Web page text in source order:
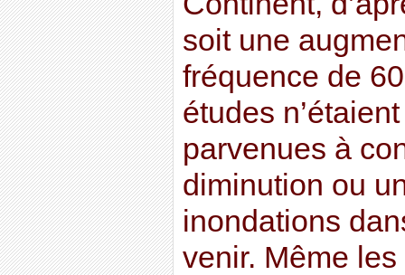
soit une
fréquence de
études
parvenues à
diminution ou
inondations
venir. Même